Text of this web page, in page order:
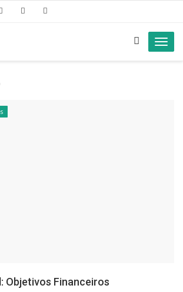
Objetivos Financeiros